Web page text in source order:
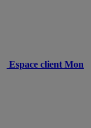
Espace client Mon